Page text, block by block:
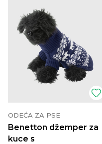
ODEĆA ZA PSE
Benetton džemper za
kuce s